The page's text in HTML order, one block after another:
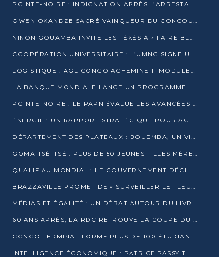
POINTE-NOIRE : INDIGNATION APRÈS L’ARRESTATION DU RAPPEUR FREUD VINCES
OWEN OKANDZE SACRÉ VAINQUEUR DU CONCOURS SLAM POUR LA VIE
NINON GOUAMBA INVITE LES TÉKÉS À « FAIRE BLOC » POUR PESER DANS LE DÉBAT NATIONAL
COOPÉRATION UNIVERSITAIRE : L’UMNG SIGNE UN ACCORD STRATÉGIQUE AVEC L’UNIVERSITÉ HAINAN EN CHINE
LOGISTIQUE : AGL CONGO ACHEMINE 11 MODULES GÉANTS JUSQU’À BRAZZAVILLE
LA BANQUE MONDIALE LANCE UN PROGRAMME DE 394 MILLIONS DE DOLLARS POUR LE BASSIN DU CONGO
POINTE-NOIRE : LE PAPN ÉVALUE LES AVANCÉES DU MÔLE EST
ÉNERGIE : UN RAPPORT STRATÉGIQUE POUR ACCÉLÉRER LA TRANSITION AU CONGO
DÉPARTEMENT DES PLATEAUX : BOUEMBA, UN VIVIER ÉCONOMIQUE PRÊT À EXPLOSER
GOMA TSÉ-TSÉ : PLUS DE 50 JEUNES FILLES MÈRES SENSIBILISÉES À LA SANTÉ SEXUELLE
QUALIF AU MONDIAL : LE GOUVERNEMENT DÉCLARE LA JOURNÉE DU 1ER AVRIL 2026 CHÔMÉE ET PAYÉE
BRAZZAVILLE PROMET DE « SURVEILLER LE FLEUVE » APRÈS LA QUALIFICATION DE LA RDC AU MONDIAL
MÉDIAS ET ÉGALITÉ : UN DÉBAT AUTOUR DU LIVRE « CES FEMMES QUI REPRENNENT LE POUVOIR SUR LEUR VIE »
60 ANS APRÈS, LA RDC RETROUVE LA COUPE DU MONDE
CONGO TERMINAL FORME PLUS DE 100 ÉTUDIANTS AUX TECHNIQUES D’EMBAUCHE
INTELLIGENCE ÉCONOMIQUE : PATRICE PASSY THÉORISE UNE STRATÉGIE ADAPTÉE AUX CONTEXTES FRAGMENTÉS